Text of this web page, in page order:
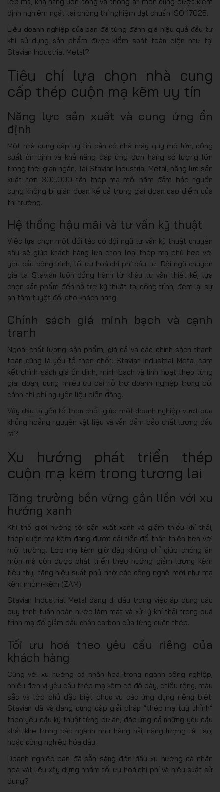
lớp mạ, khả năng uốn cong và chống ăn mòn cũng được kiểm
định nghiêm ngặt tại phòng thí nghiệm đạt chuẩn ISO 17025.
Liệu doanh nghiệp của bạn đã từng đánh giá hiệu quả đầu tư
khi sử dụng sản phẩm được kiểm soát toàn diện như tại
Stavian Industrial Metal?
Tiêu chí lựa chọn nhà cung
cấp thép cuộn mạ kẽm uy tín
Năng lực sản xuất và cung ứng ổn
định
Một nhà cung cấp uy tín cần có nhà máy quy mô lớn, công
suất ổn định và khả năng đáp ứng đơn hàng số lượng lớn
trong thời gian ngắn. Tại Stavian Industrial Metal, năng lực sản
xuất hơn 300.000 tấn thép mạ mỗi năm đảm bảo nguồn
cung không bị gián đoạn kể cả trong giai đoạn cao điểm của
thị trường.
Hệ thống hậu mãi và tư vấn kỹ thuật
Việc lựa chọn một đối tác có đội ngũ tư vấn kỹ thuật chuyên
sâu sẽ giúp khách hàng lựa chọn loại thép mạ phù hợp với
yêu cầu công trình, tối ưu hoá chi phí đầu tư. Đội ngũ chuyên
gia tại Stavian luôn đồng hành từ khâu tư vấn thiết kế, lựa
chọn sản phẩm đến hỗ trợ kỹ thuật tại công trình, đem lại sự
an tâm tuyệt đối cho khách hàng.
Chính sách giá minh bạch và cạnh
tranh
Ngoài chất lượng sản phẩm, giá cả và các chính sách thanh
toán cũng là yếu tố then chốt. Stavian Industrial Metal cam
kết chính sách giá ổn định, minh bạch và linh hoạt theo từng
giai đoạn, cùng nhiều ưu đãi hỗ trợ doanh nghiệp trong bối
cảnh chi phí nguyên liệu biến động.
Vậy đâu là yếu tố then chốt giúp một doanh nghiệp vượt qua
khủng hoảng nguyên vật liệu và vẫn đảm bảo chất lượng đầu
ra?
Xu hướng phát triển thép
cuộn mạ kẽm trong tương lai
Tăng trưởng bền vững gắn liền với xu
hướng xanh
Khi thế giới hướng tới sản xuất xanh và giảm thiểu khí thải,
thép cuộn mạ kẽm đang được cải tiến để thân thiện hơn với
môi trường. Lớp mạ kẽm giờ đây không chỉ giúp chống ăn
mòn mà còn được phát triển theo hướng giảm lượng kẽm
tiêu thụ, tăng hiệu suất phủ nhờ các công nghệ mới như mạ
kẽm nhôm-kẽm (ZAM).
Stavian Industrial Metal đang đi đầu trong việc áp dụng các
quy trình tuần hoàn nước làm mát và xử lý khí thải trong quá
trình mạ để giảm dấu chân carbon của từng cuộn thép.
Tối ưu hoá theo yêu cầu riêng của
khách hàng
Cùng với xu hướng cá nhân hoá trong ngành công nghiệp,
nhiều đơn vị yêu cầu thép mạ kẽm có độ dày, chiều rộng, màu
sắc và lớp phủ đặc biệt phục vụ các ứng dụng riêng biệt.
Stavian đã và đang cung cấp giải pháp “thép mạ tuỳ chỉnh”
theo yêu cầu kỹ thuật từng dự án, đáp ứng cả những yêu cầu
khắt khe trong các ngành như hàng hải, năng lượng tái tạo,
hoặc công nghiệp hóa dầu.
Doanh nghiệp bạn đã sẵn sàng đón đầu xu hướng cá nhân
hoá vật liệu xây dựng nhằm tối ưu hoá chi phí và hiệu suất sử
dụng?